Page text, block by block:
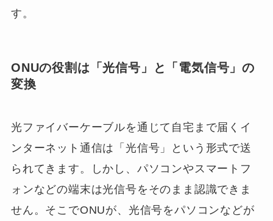
す。
ONUの役割は「光信号」と「電気信号」の
変換
光ファイバーケーブルを通じて自宅まで届くイ
ンターネット通信は「光信号」という形式で送
られてきます。しかし、パソコンやスマートフ
ォンなどの端末は光信号をそのまま認識できま
せん。そこでONUが、光信号をパソコンなどが